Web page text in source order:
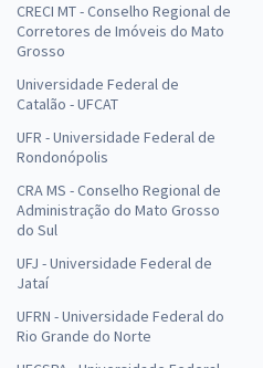
CRECI MT - Conselho Regional de
Corretores de Imóveis do Mato
Grosso
Universidade Federal de
Catalão - UFCAT
UFR - Universidade Federal de
Rondonópolis
CRA MS - Conselho Regional de
Administração do Mato Grosso
do Sul
UFJ - Universidade Federal de
Jataí
UFRN - Universidade Federal do
Rio Grande do Norte